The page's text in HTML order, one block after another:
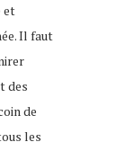
et
Il faut
des
de
les